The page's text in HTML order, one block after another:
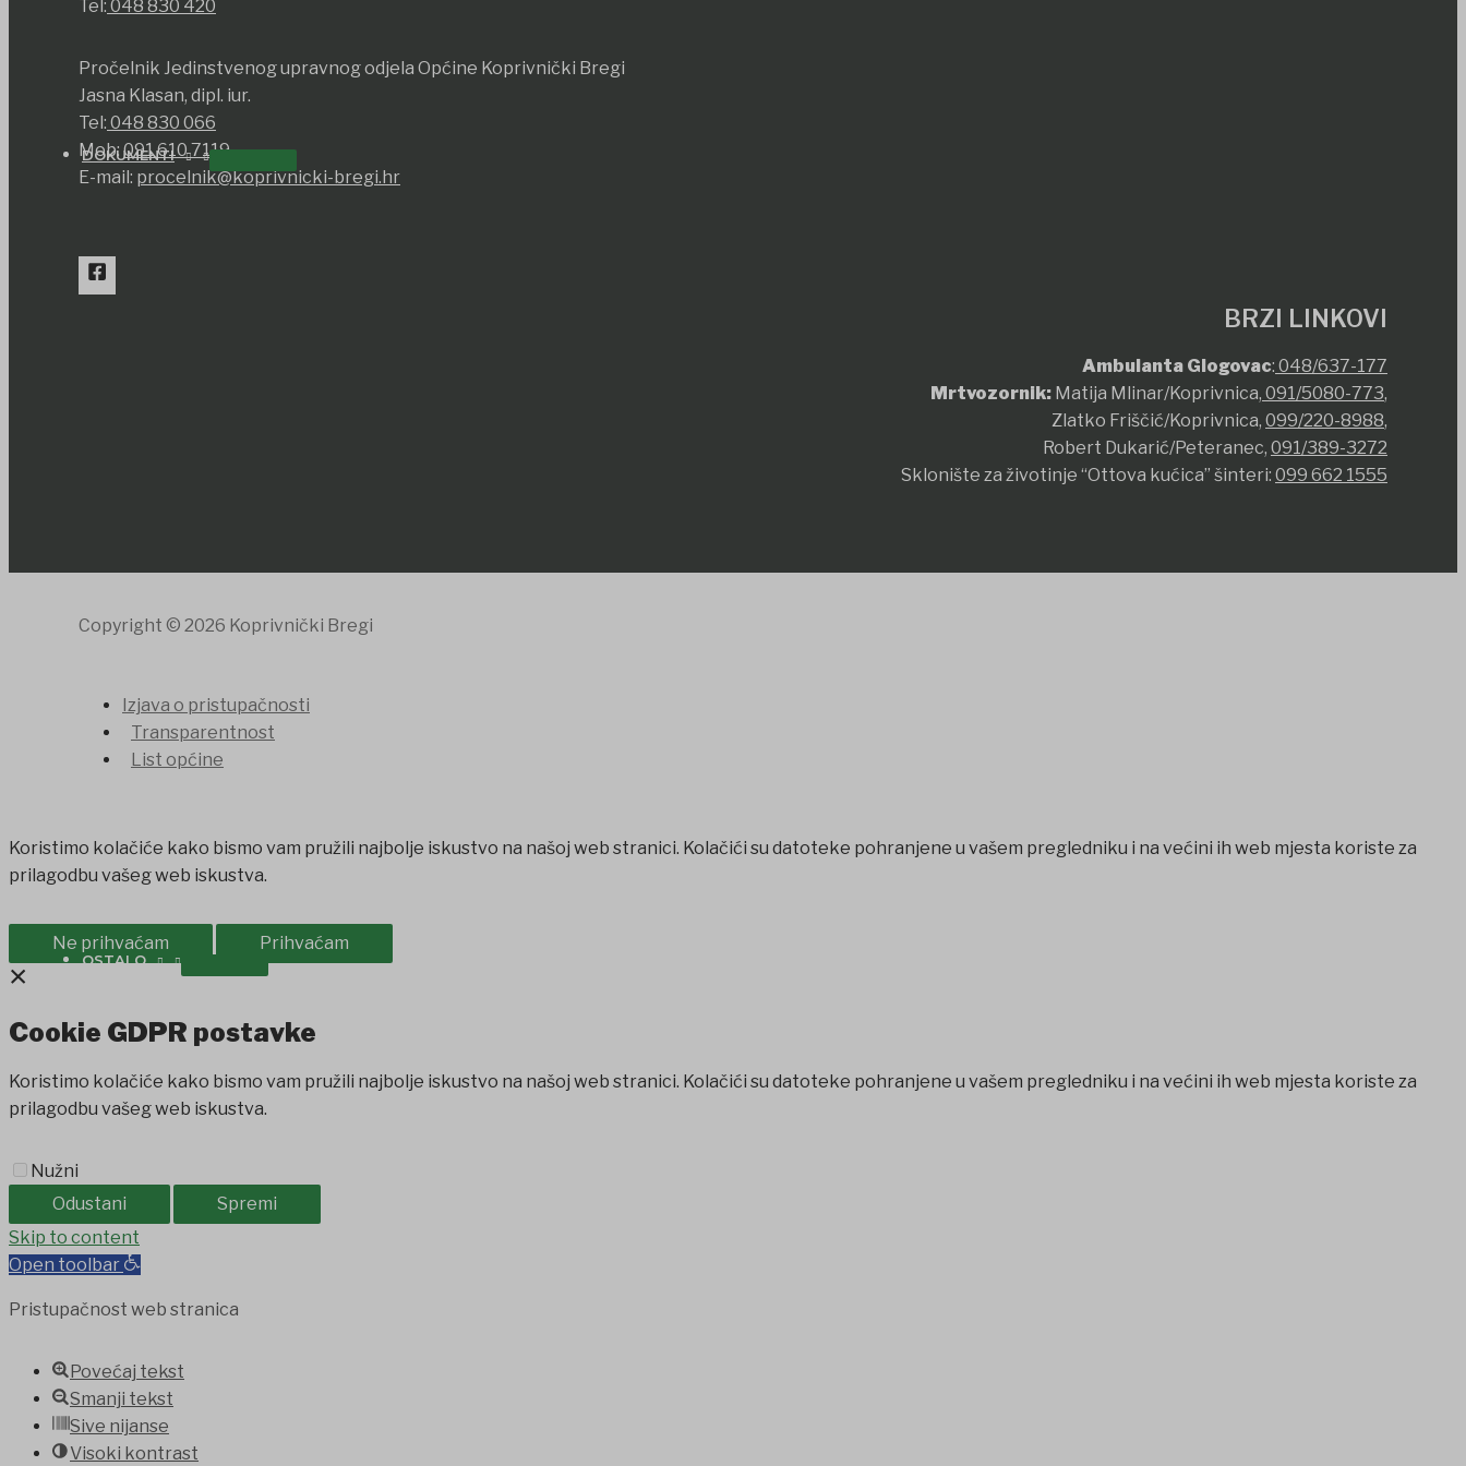
DOKUMENTI
OSTALO
Tel: 048 830 420
Pročelnik Jedinstvenog upravnog odjela Općine Koprivnički Bregi
Jasna Klasan, dipl. iur.
Tel: 048 830 066
Mob: 091 610 7119
E-mail: procelnik@koprivnicki-bregi.hr
BRZI LINKOVI
Ambulanta Glogovac: 048/637-177
Mrtvozornik: Matija Mlinar/Koprivnica, 091/5080-773,
Zlatko Friščić/Koprivnica, 099/220-8988,
Robert Dukarić/Peteranec, 091/389-3272
Sklonište za životinje “Ottova kućica” šinteri: 099 662 1555
Copyright © 2026 Koprivnički Bregi
Izjava o pristupačnosti
Transparentnost
List općine
Koristimo kolačiće kako bismo vam pružili najbolje iskustvo na našoj web stranici. Kolačići su datoteke pohranjene u vašem pregledniku i na većini ih web mjesta koriste za
prilagodbu vašeg web iskustva.
Ne prihvaćam Prihvaćam
×
Cookie GDPR postavke
Koristimo kolačiće kako bismo vam pružili najbolje iskustvo na našoj web stranici. Kolačići su datoteke pohranjene u vašem pregledniku i na većini ih web mjesta koriste za
prilagodbu vašeg web iskustva.
Nužni
Odustani
Spremi
Grandpashabetjojobet
Skip to content
Open toolbar
Pristupačnost web stranica
Povećaj tekst
Smanji tekst
Sive nijanse
Visoki kontrast